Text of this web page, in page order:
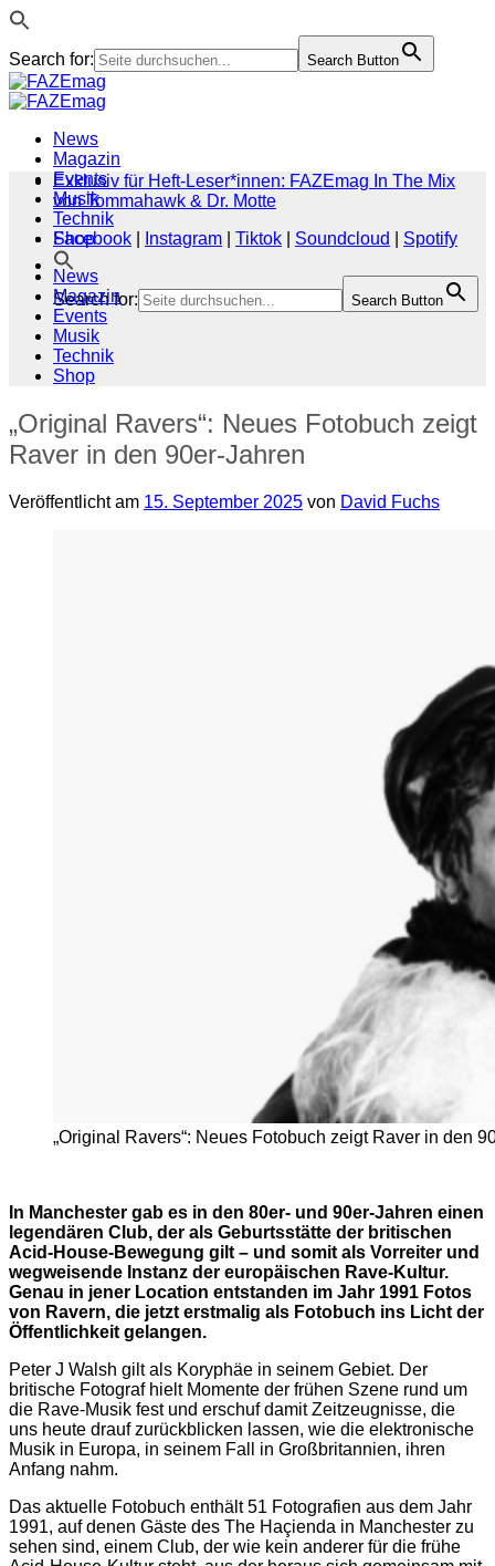
Search for: Search Button
Zum
Inhalt
News
Magazin
Events
Musik
Technik
Shop
Search for: Search Button
Exklusiv für Heft-Leser*innen: FAZEmag In The Mix
von Tommahawk & Dr. Motte
Facebook
Instagram Tiktok Soundcloud
Spotify
News
Magazin
Events
Musik
Technik
Shop
„Original Ravers“: Neues Fotobuch zeigt
Raver in den 90er-Jahren
Veröffentlicht am 15. September 2025 von David Fuchs
„Original Ravers“: Neues Fotobuch zeigt Raver in den
In Manchester gab es in den 80er- und 90er-Jahren einen
legendären Club, der als Geburtsstätte der britischen
Acid-House-Bewegung gilt – und somit als Vorreiter und
wegweisende Instanz der europäischen Rave-Kultur.
Genau in jener Location entstanden im Jahr 1991 Fotos
von Ravern, die jetzt erstmalig als Fotobuch ins Licht der
Öffentlichkeit gelangen.
Peter J Walsh gilt als Koryphäe in seinem Gebiet. Der
britische Fotograf hielt Momente der frühen Szene rund um
die Rave-Musik fest und erschuf damit Zeitzeugnisse, die
uns heute drauf zurückblicken lassen, wie die elektronische
Musik in Europa, in seinem Fall in Großbritannien, ihren
Anfang nahm.
Das aktuelle Fotobuch enthält 51 Fotografien aus dem Jahr
1991, auf denen Gäste des The Haçienda in Manchester zu
sehen sind, einem Club, der wie kein anderer für die frühe